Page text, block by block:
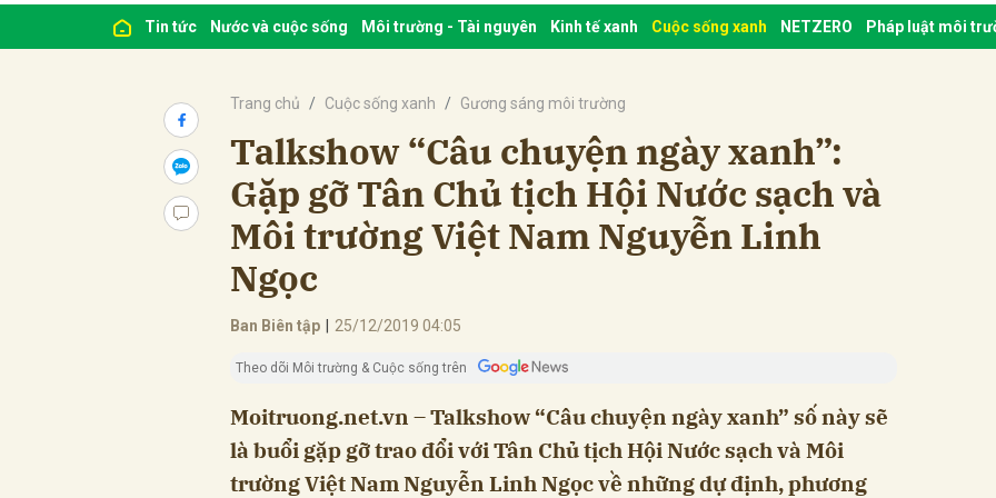
Tin tức Nước và cuộc sống Môi trường - Tài nguyên Kinh tế xanh Cuộc sống xanh NETZERO Pháp luật môi
Trang chủ Cuộc sống xanh Gương sáng môi trường
Talkshow “Câu chuyện ngày xanh”:
Gặp gỡ Tân Chủ tịch Hội Nước sạch và
Môi trường Việt Nam Nguyễn Linh
Ngọc
Ban Biên tập 25/12/2019 04:05
Theo dõi Môi trường & Cuộc sống trên
Moitruong.net.vn – Talkshow “Câu chuyện ngày xanh” số này sẽ
là buổi gặp gỡ trao đổi với Tân Chủ tịch Hội Nước sạch và Môi
trường Việt Nam Nguyễn Linh Ngọc về những dự định, phương